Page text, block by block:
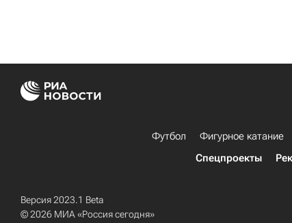
Футбол Фигурное катание
Спецпроекты
Версия 2023.1 Beta
© 2026 МИА «Россия сегодня»